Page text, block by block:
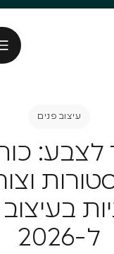
עיצוב פנים
ל-2026